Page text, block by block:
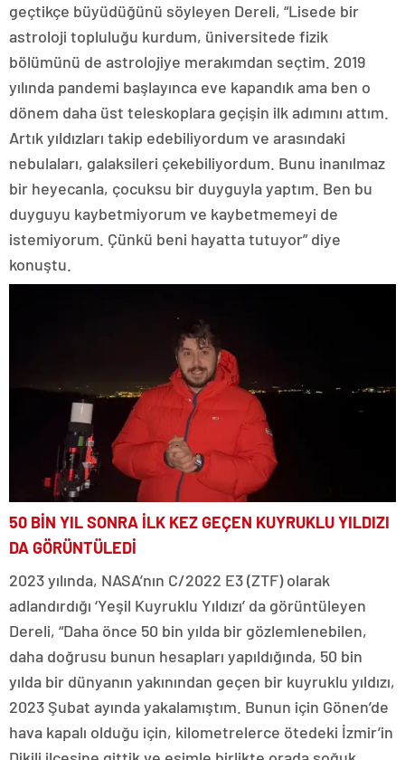
geçtikçe büyüdüğünü söyleyen Dereli, “Lisede bir
astroloji topluluğu kurdum, üniversitede fizik
bölümünü de astrolojiye merakımdan seçtim. 2019
yılında pandemi başlayınca eve kapandık ama ben o
dönem daha üst teleskoplara geçişin ilk adımını attım.
Artık yıldızları takip edebiliyordum ve arasındaki
nebulaları, galaksileri çekebiliyordum. Bunu inanılmaz
bir heyecanla, çocuksu bir duyguyla yaptım. Ben bu
duyguyu kaybetmiyorum ve kaybetmemeyi de
istemiyorum. Çünkü beni hayatta tutuyor” diye
konuştu.
50 BİN YIL SONRA İLK KEZ GEÇEN KUYRUKLU YILDIZI
DA GÖRÜNTÜLEDİ
2023 yılında, NASA’nın C/2022 E3 (ZTF) olarak
adlandırdığı ‘Yeşil Kuyruklu Yıldızı’ da görüntüleyen
Dereli, “Daha önce 50 bin yılda bir gözlemlenebilen,
daha doğrusu bunun hesapları yapıldığında, 50 bin
yılda bir dünyanın yakınından geçen bir kuyruklu yıldızı,
2023 Şubat ayında yakalamıştım. Bunun için Gönen’de
hava kapalı olduğu için, kilometrelerce ötedeki İzmir’in